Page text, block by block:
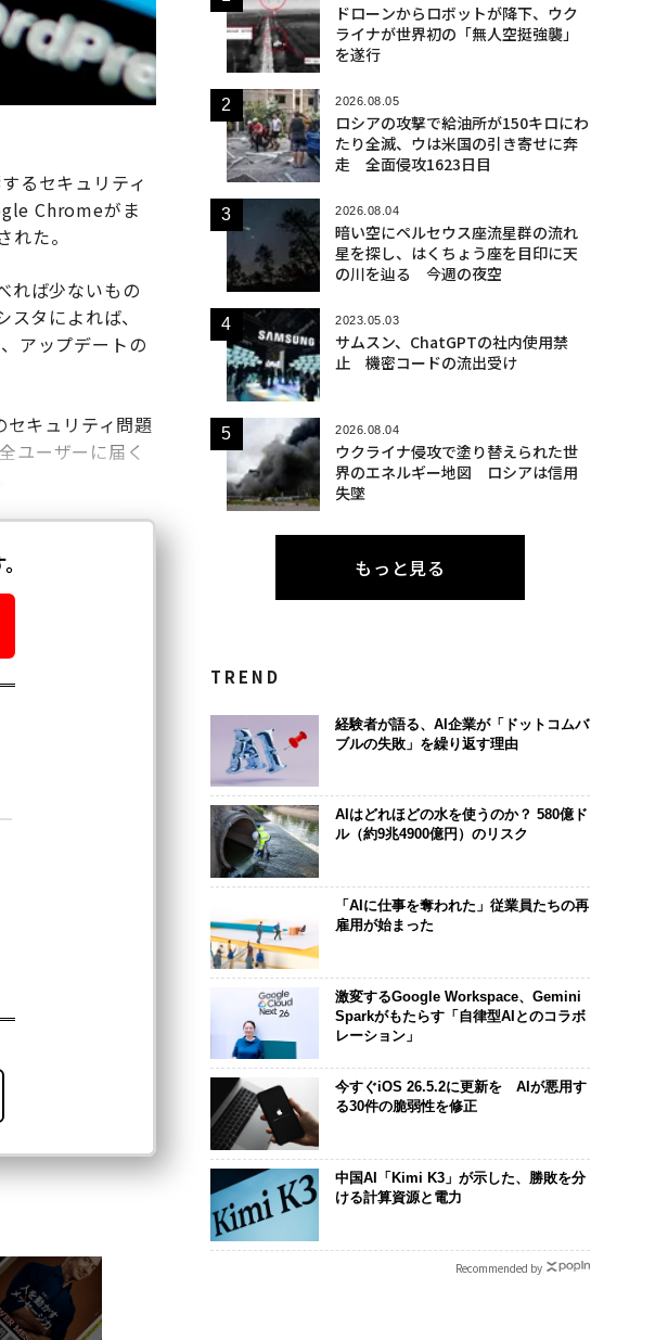
るセキュリティ
Chromeがま
た。
れば少ないもの
タによれば、
アップデートの
キュリティ問題
ユーザーに届く
ドローンからロボットが降下、ウク
ライナが世界初の「無人空挺強襲」
を遂行
2026.08.05
ロシアの攻撃で給油所が150キロにわ
たり全滅、ウは米国の引き寄せに奔
走 全面侵攻1623日目
2026.08.04
暗い空にペルセウス座流星群の流れ
星を探し、はくちょう座を目印に天
の川を辿る 今週の夜空
2023.05.03
サムスン、ChatGPTの社内使用禁
止 機密コードの流出受け
2026.08.04
ウクライナ侵攻で塗り替えられた世
界のエネルギー地図 ロシアは信用
失墜
もっと見る
TREND
経験者が語る、AI企業が「ドットコムバ
ブルの失敗」を繰り返す理由
AIはどれほどの水を使うのか？ 580億ド
ル（約9兆4900億円）のリスク
「AIに仕事を奪われた」従業員たちの再
雇用が始まった
激変するGoogle Workspace、Gemini
Sparkがもたらす「自律型AIとのコラボ
レーション」
今すぐiOS 26.5.2に更新を AIが悪用す
る30件の脆弱性を修正
中国AI「Kimi K3」が示した、勝敗を分
ける計算資源と電力
Recommended by